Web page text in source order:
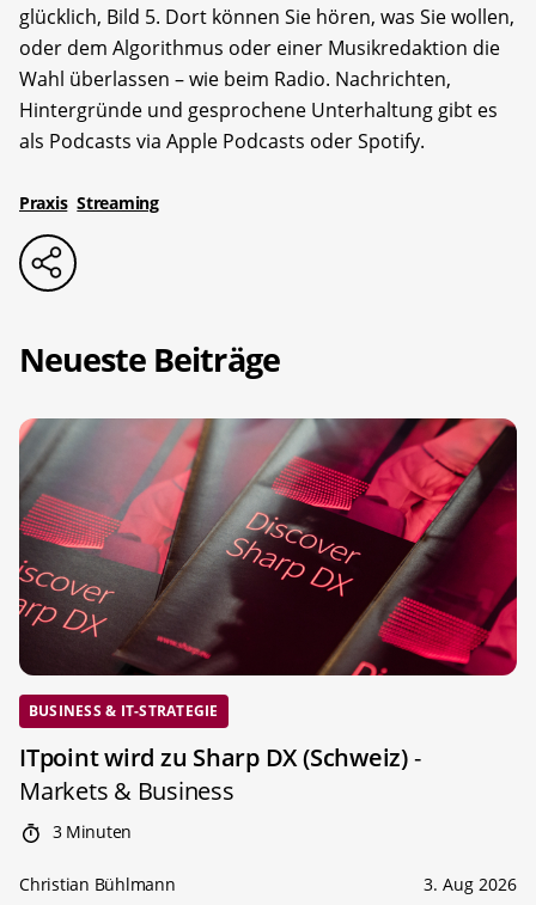
glücklich, Bild 5. Dort können Sie hören, was Sie wollen,
oder dem Algorithmus oder einer Musikredaktion die
Wahl überlassen – wie beim Radio. Nachrichten,
Hintergründe und gesprochene Unterhaltung gibt es
als Podcasts via Apple Podcasts oder Spotify.
Praxis Streaming
Neueste Beiträge
BUSINESS & IT-STRATEGIE
ITpoint wird zu Sharp DX (Schweiz)-
Markets & Business
3 Minuten
Christian Bühlmann 3. Aug 2026